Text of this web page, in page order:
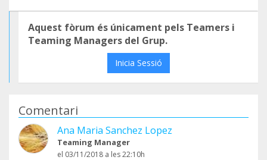
Aquest fòrum és únicament pels Teamers i
Teaming Managers del Grup.
Inicia Sessió
Comentari
Ana Maria Sanchez Lopez
Teaming Manager
el 03/11/2018 a les 22:10h